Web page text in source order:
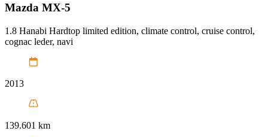
Mazda MX-5
1.8 Hanabi Hardtop limited edition, climate control, cruise control,
cognac leder, navi
2013
139.601 km